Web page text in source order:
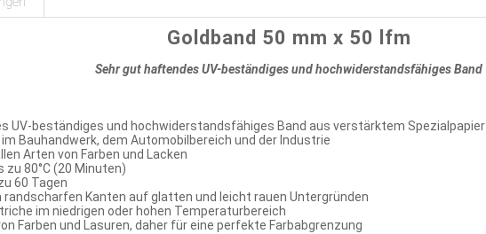
Goldband 50 mm x 50 lfm
Sehr gut haftendes UV-beständiges und hochwiderstandsfähiges Band
UV-beständiges und hochwiderstandsfähiges Band aus verstärktem Spezialpapier
im Bauhandwerk, dem Automobilbereich und der Industrie
Arten von Farben und Lacken
zu 80°C (20 Minuten)
60 Tagen
randscharfen Kanten auf glatten und leicht rauen Untergründen
im niedrigen oder hohen Temperaturbereich
Farben und Lasuren, daher für eine perfekte Farbabgrenzung